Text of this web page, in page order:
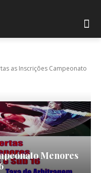
as Inscrições Campeonato
Menores